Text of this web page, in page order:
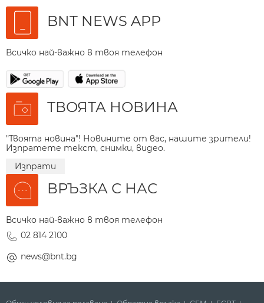
BNT NEWS APP
Всичко най-важно в твоя телефон
ТВОЯТА НОВИНА
"Твоята новина"! Новините от вас, нашите зрители!
Изпратете текст, снимки, видео.
Изпрати
ВРЪЗКА С НАС
Всичко най-важно в твоя телефон
02 814 2100
news@bnt.bg